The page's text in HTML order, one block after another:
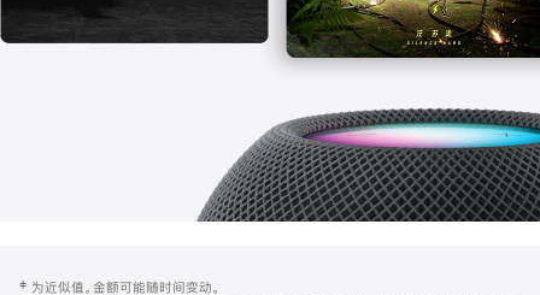
‡ 为近似值。金额可能随时间变动。